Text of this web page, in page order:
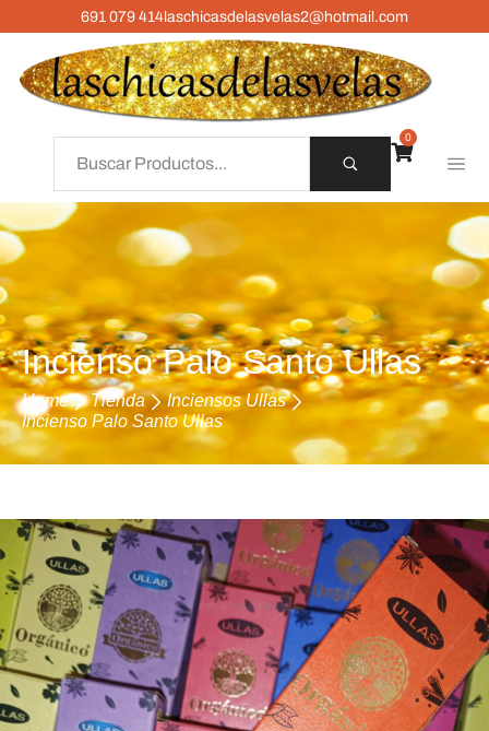
691 079 414laschicasdelasvelas2@hotmail.com
0
Incienso Palo Santo Ullas
Home Tienda
Inciensos Ullas
Incienso Palo Santo Ullas